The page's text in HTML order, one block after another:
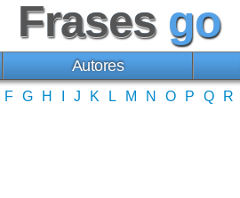
Frases go
Autores
F G H J K L M N O P Q R